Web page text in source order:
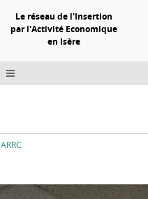
Le réseau de l'Insertion
par l'Activité Economique
en Isère
ARRC